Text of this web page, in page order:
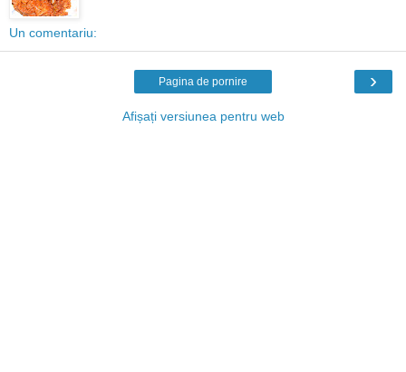
Un comentariu:
›
Pagina de pornire
Afișați versiunea pentru web